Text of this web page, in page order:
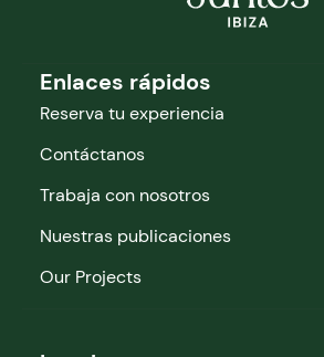
Enlaces rápidos
Reserva tu experiencia
Contáctanos
Trabaja con nosotros
Nuestras publicaciones
Our Projects